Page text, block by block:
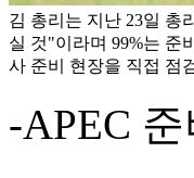
김 총리는 지난 23일 총
실 것"이라며 99%는 준
사 준비 현장을 직접 점
-APEC